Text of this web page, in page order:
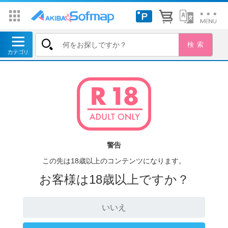
警告
この先は18歳以上のコンテンツになります。
お客様は18歳以上ですか？
いいえ